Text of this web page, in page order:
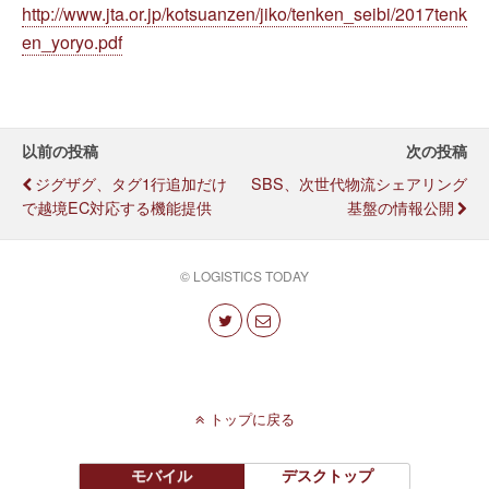
http://www.jta.or.jp/kotsuanzen/jiko/tenken_seibi/2017tenk
en_yoryo.pdf
以前の投稿
ジグザグ、タグ1行追加だけ
で越境EC対応する機能提供
次の投稿
SBS、次世代物流シェアリング
基盤の情報公開
© LOGISTICS TODAY
トップに戻る
モバイル デスクトップ